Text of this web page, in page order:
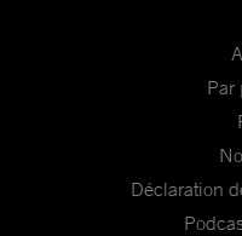
Par
Déclaration